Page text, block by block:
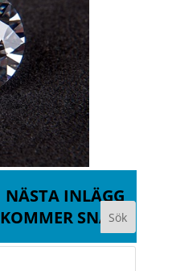
NÄSTA INLÄGG
KOMMER SNART